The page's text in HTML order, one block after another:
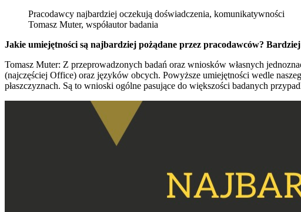
Pracodawcy najbardziej oczekują doświadczenia, komunikatywności
Tomasz Muter, współautor badania
Jakie umiejętności są najbardziej pożądane przez pracodawców?
Tomasz Muter: Z przeprowadzonych badań oraz wniosków własnych
(najczęściej Office) oraz języków obcych. Powyższe umiejętności wedle
płaszczyznach. Są to wnioski ogólne pasujące do większości badanych